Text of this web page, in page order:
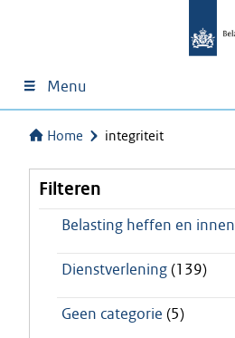
Menu
Home integriteit
Filteren
Belasting heffen en innen
Dienstverlening(139)
Geen categorie (5)